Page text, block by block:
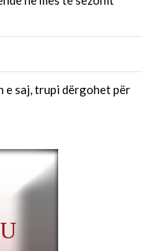
e saj, trupi dërgohet për